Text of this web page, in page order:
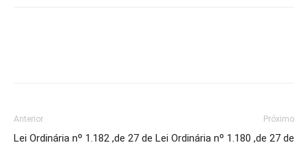
Anterior
Lei Ordinária nº 1.182 ,de 27 de
Próximo
Lei Ordinária nº 1.180 ,de 27 de